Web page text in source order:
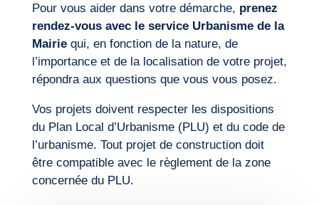
Pour vous aider dans votre démarche, prenez
rendez-vous avec le service Urbanisme de la
Mairiequi, en fonction de la nature, de
l’importance et de la localisation de votre projet,
répondra aux questions que vous vous posez.
Vos projets doivent respecter les dispositions
du Plan Local d’Urbanisme (PLU) et du code de
l’urbanisme. Tout projet de construction doit
être compatible avec le règlement de la zone
concernée du PLU.